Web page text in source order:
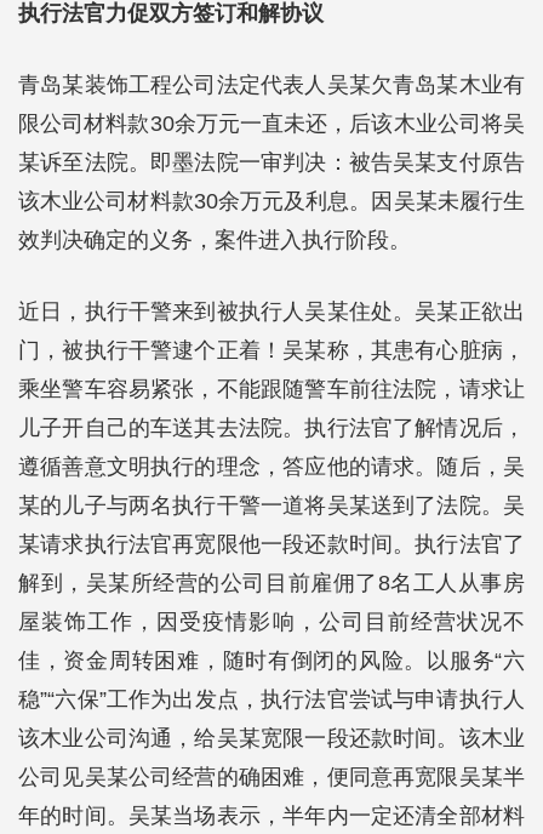
执行法官力促双方签订和解协议
青岛某装饰工程公司法定代表人吴某欠青岛某木业有
限公司材料款30余万元一直未还，后该木业公司将吴
某诉至法院。即墨法院一审判决：被告吴某支付原告
该木业公司材料款30余万元及利息。因吴某未履行生
效判决确定的义务，案件进入执行阶段。
近日，执行干警来到被执行人吴某住处。吴某正欲出
门，被执行干警逮个正着！吴某称，其患有心脏病，
乘坐警车容易紧张，不能跟随警车前往法院，请求让
儿子开自己的车送其去法院。执行法官了解情况后，
遵循善意文明执行的理念，答应他的请求。随后，吴
某的儿子与两名执行干警一道将吴某送到了法院。吴
某请求执行法官再宽限他一段还款时间。执行法官了
解到，吴某所经营的公司目前雇佣了8名工人从事房
屋装饰工作，因受疫情影响，公司目前经营状况不
佳，资金周转困难，随时有倒闭的风险。以服务“六
稳”“六保”工作为出发点，执行法官尝试与申请执行人
该木业公司沟通，给吴某宽限一段还款时间。该木业
公司见吴某公司经营的确困难，便同意再宽限吴某半
年的时间。吴某当场表示，半年内一定还清全部材料